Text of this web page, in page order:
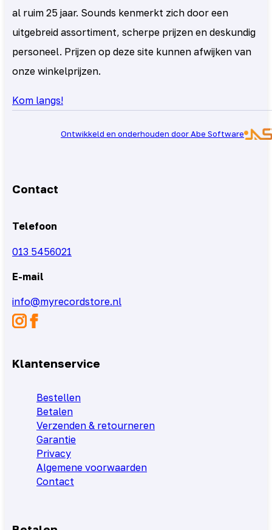
al ruim 25 jaar. Sounds kenmerkt zich door een
uitgebreid assortiment, scherpe prijzen en deskundig
personeel. Prijzen op deze site kunnen afwijken van
onze winkelprijzen.
Kom langs!
Ontwikkeld en onderhouden door Abe Software
Contact
Telefoon
013 5456021
E-mail
info@myrecordstore.nl
Klantenservice
Bestellen
Betalen
Verzenden & retourneren
Garantie
Privacy
Algemene voorwaarden
Contact